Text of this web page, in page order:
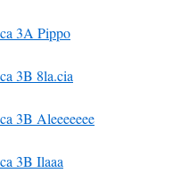
3A Pippo
3B 8la.cia
3B Aleeeeeee
3B Ilaaa